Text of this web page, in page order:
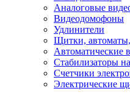
Аналоговые
Видеодомофоны
Удлинители
Щитки,
Автоматические
Стабилизаторы
Счетчики
Электрические